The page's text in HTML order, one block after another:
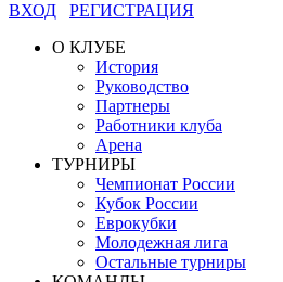
ВХОД
РЕГИСТРАЦИЯ
О КЛУБЕ
История
Руководство
Партнеры
Работники клуба
Арена
ТУРНИРЫ
Чемпионат России
Кубок России
Еврокубки
Молодежная лига
Остальные турниры